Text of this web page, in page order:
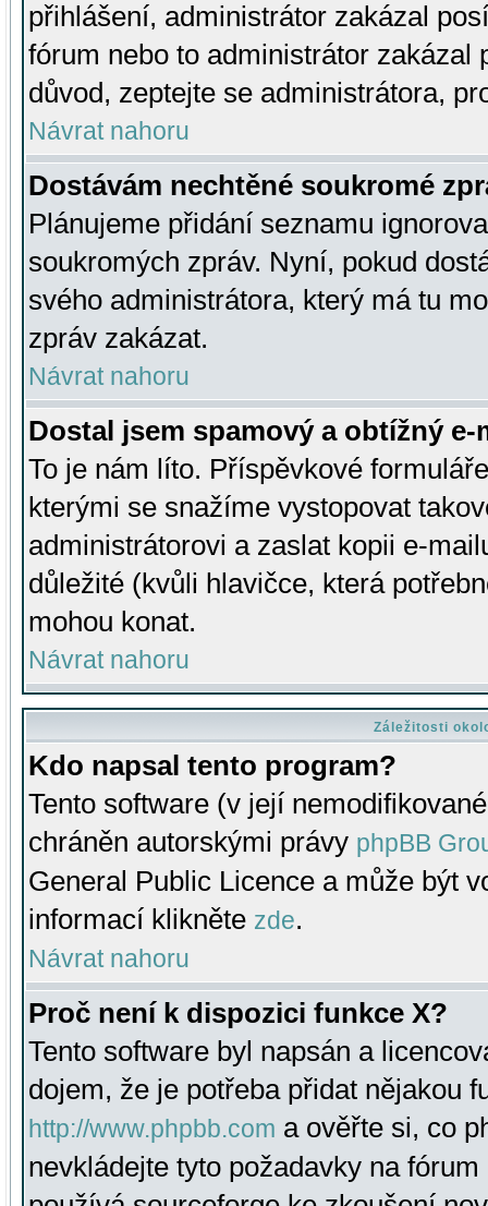
přihlášení, administrátor zakázal
fórum nebo to administrátor zakázal
důvod, zeptejte se administrátora,
Návrat nahoru
Dostávám nechtěné soukromé
Plánujeme přidání seznamu
soukromých zpráv. Nyní, pokud
svého administrátora, který má tu
zpráv zakázat.
Návrat nahoru
Dostal jsem spamový a obtížný
To je nám líto. Příspěvkové
kterými se snažíme vystopovat
administrátorovi a zaslat kopii e-
důležité (kvůli hlavičce, která
mohou konat.
Návrat nahoru
Záležitosti
Kdo napsal tento program?
Tento software (v její
chráněn autorskými právy phpBB
General Public Licence a může být
informací klikněte zde.
Návrat nahoru
Proč není k dispozici funkce X?
Tento software byl napsán a
dojem, že je potřeba přidat nějakou
http://www.phpbb.com a ověřte si, co
nevkládejte tyto požadavky na